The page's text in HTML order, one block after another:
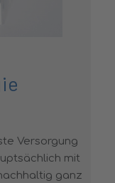
Versorgung
mit
ganz